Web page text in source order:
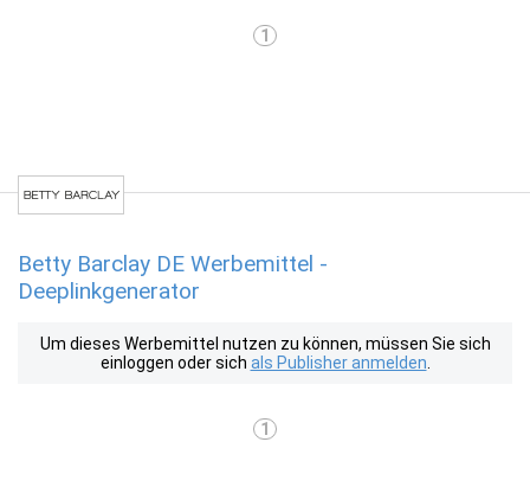
1
Betty Barclay DE Werbemittel -
Deeplinkgenerator
Um dieses Werbemittel nutzen zu können, müssen Sie sich
einloggen oder sich als Publisher anmelden
1